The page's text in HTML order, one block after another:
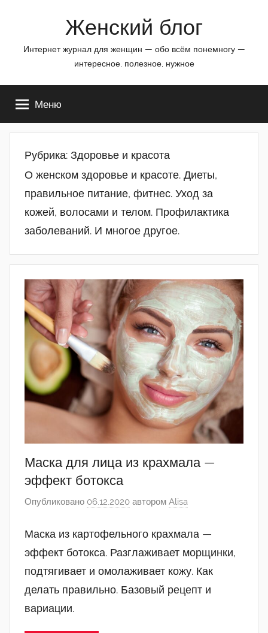
Женский блог
Интернет журнал для женщин — обо всём понемногу —
интересное, полезное, нужное
Меню
Рубрика: Здоровье и красота
О женском здоровье и красоте. Диеты,
правильное питание, фитнес. Уход за
кожей, волосами и телом. Профилактика
заболеваний. И многое другое.
Маска для лица из крахмала —
эффект ботокса
Опубликовано 06.12.2020 автором Alisa
Маска из картофельного крахмала —
эффект ботокса. Разглаживает морщинки,
подтягивает и омолаживает кожу. Как
делать правильно. Базовый рецепт и
вариации.